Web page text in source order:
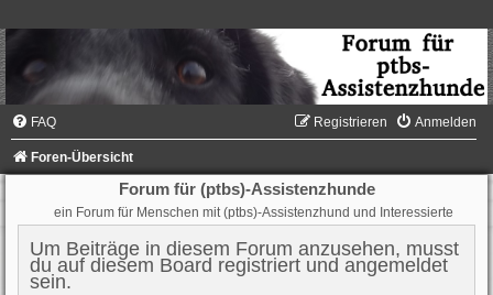
FAQ Anmelden
Registrieren
Foren-Übersicht
Forum für (ptbs)-Assistenzhunde
ein Forum für Menschen mit (ptbs)-Assistenzhund und Interessierte
Um Beiträge in diesem Forum anzusehen, musst
du auf diesem Board registriert und angemeldet
sein.